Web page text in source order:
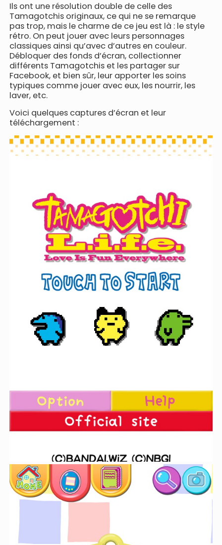
Ils ont une résolution double de celle des
Tamagotchis originaux, ce qui ne se remarque
pas trop, mais le charme de ce jeu est là : le style
rétro. On peut jouer avec leurs personnages
classiques ainsi qu’avec d’autres en couleur.
Débloquer des fonds d’écran, collectionner
différents Tamagotchis et les partager sur
Facebook, et bien sûr, leur apporter les soins
typiques comme jouer avec eux, les nourrir, les
laver, etc.
Voici quelques captures d’écran et leur
téléchargement :